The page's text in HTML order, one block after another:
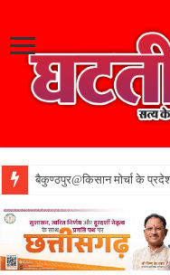
बैकुण्ठपुर@किसान मोर्चा के